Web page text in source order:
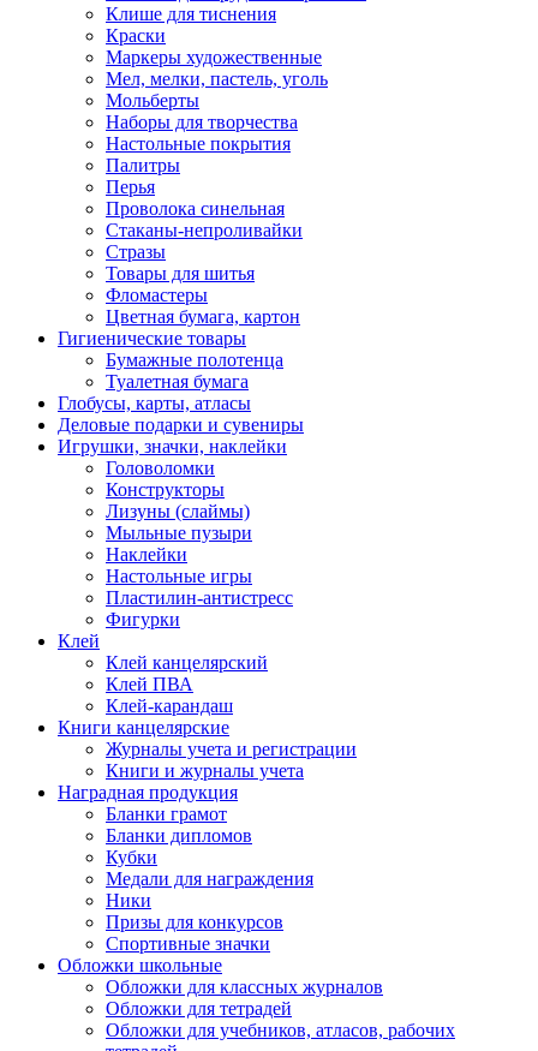
Клише для тиснения
Краски
Маркеры художественные
Мел, мелки, пастель, уголь
Мольберты
Наборы для творчества
Настольные покрытия
Палитры
Перья
Проволока синельная
Стаканы-непроливайки
Стразы
Товары для шитья
Фломастеры
Цветная бумага, картон
Гигиенические товары
Бумажные полотенца
Туалетная бумага
Глобусы, карты, атласы
Деловые подарки и сувениры
Игрушки, значки, наклейки
Головоломки
Конструкторы
Лизуны (слаймы)
Мыльные пузыри
Наклейки
Настольные игры
Пластилин-антистресс
Фигурки
Клей
Клей канцелярский
Клей ПВА
Клей-карандаш
Книги канцелярские
Журналы учета и регистрации
Книги и журналы учета
Наградная продукция
Бланки грамот
Бланки дипломов
Кубки
Медали для награждения
Ники
Призы для конкурсов
Спортивные значки
Обложки школьные
Обложки для классных журналов
Обложки для тетрадей
Обложки для учебников, атласов, рабочих